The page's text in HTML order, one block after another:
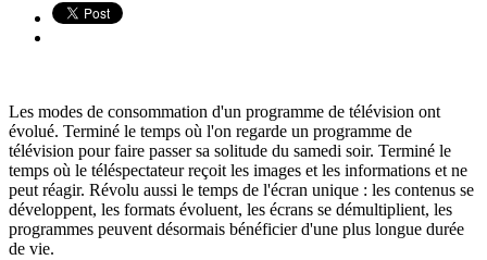
Les modes de consommation d'un programme de télévision ont
évolué. Terminé le temps où l'on regarde un programme de
télévision pour faire passer sa solitude du samedi soir. Terminé le
temps où le téléspectateur reçoit les images et les informations et ne
peut réagir. Révolu aussi le temps de l'écran unique : les contenus se
développent, les formats évoluent, les écrans se démultiplient, les
programmes peuvent désormais bénéficier d'une plus longue durée
de vie.